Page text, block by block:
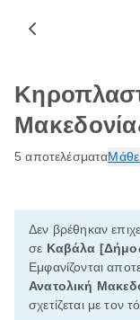
5 αποτελέσματαΜάθε
Δεν βρέθηκαν
σε Καβάλα
Εμφανίζονται
Ανατολική
σχετίζεται με τον